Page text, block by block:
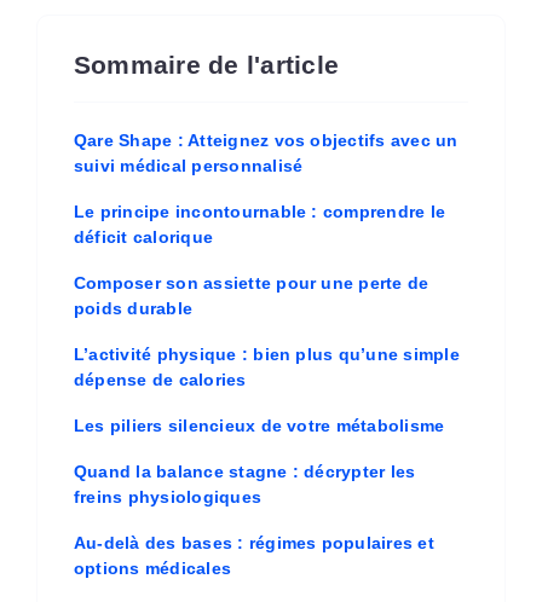
Sommaire de l'article
Qare Shape : Atteignez vos objectifs avec un
suivi médical personnalisé
Le principe incontournable : comprendre le
déficit calorique
Composer son assiette pour une perte de
poids durable
L’activité physique : bien plus qu’une simple
dépense de calories
Les piliers silencieux de votre métabolisme
Quand la balance stagne : décrypter les
freins physiologiques
Au-delà des bases : régimes populaires et
options médicales